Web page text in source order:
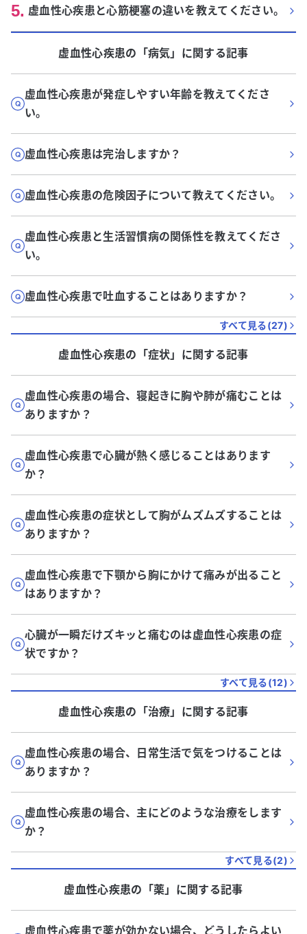
5. 虚血性心疾患と心筋梗塞の違いを教えてください。
虚血性心疾患の「病気」に関する記事
虚血性心疾患が発症しやすい年齢を教えてくださ
い。
虚血性心疾患は完治しますか？
虚血性心疾患の危険因子について教えてください。
虚血性心疾患と生活習慣病の関係性を教えてくださ
い。
虚血性心疾患で吐血することはありますか？
すべて見る(27)
虚血性心疾患の「症状」に関する記事
虚血性心疾患の場合、寝起きに胸や肺が痛むことは
ありますか？
虚血性心疾患で心臓が熱く感じることはあります
か？
虚血性心疾患の症状として胸がムズムズすることは
ありますか？
虚血性心疾患で下顎から胸にかけて痛みが出ること
はありますか？
心臓が一瞬だけズキッと痛むのは虚血性心疾患の症
状ですか？
すべて見る(12)
虚血性心疾患の「治療」に関する記事
虚血性心疾患の場合、日常生活で気をつけることは
ありますか？
虚血性心疾患の場合、主にどのような治療をします
か？
すべて見る(2)
虚血性心疾患の「薬」に関する記事
虚血性心疾患で薬が効かない場合、どうしたらよい